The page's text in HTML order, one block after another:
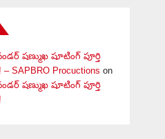
ష‌ణ్ముఖ షూటింగ్ పూర్తి
SAPBRO Procuctions on
ష‌ణ్ముఖ షూటింగ్ పూర్తి